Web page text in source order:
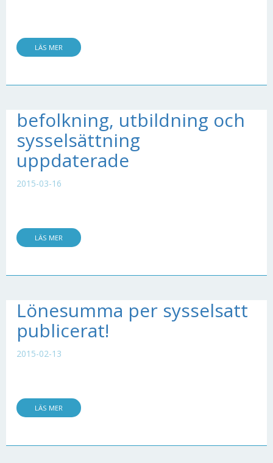
LÄS MER
befolkning, utbildning och
sysselsättning
uppdaterade
2015-03-16
LÄS MER
Lönesumma per sysselsatt
publicerat!
2015-02-13
LÄS MER